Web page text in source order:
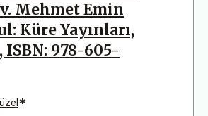
Mehmet Emin
Küre Yayınları,
ISBN: 978-605-
*